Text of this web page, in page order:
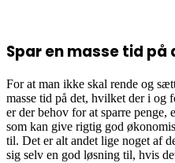
Spar en masse tid
For at man ikke skal rende og
masse tid på det, hvilket der i og
er der behov for at sparre penge,
som kan give rigtig god
til. Det er alt andet lige noget af
sig selv en god løsning til, hvis